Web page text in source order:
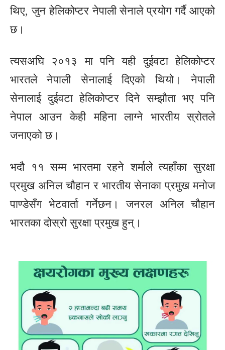
थिए, जुन हेलिकोप्टर नेपाली सेनाले प्रयोग गर्दै आएको
छ।
त्यसअघि २०१३ मा पनि यही दुईवटा हेलिकोप्टर
भारतले नेपाली सेनालाई दिएको थियो। नेपाली
सेनालाई दुईवटा हेलिकोप्टर दिने सम्झौता भए पनि
नेपाल आउन केही महिना लाग्ने भारतीय स्रोतले
जनाएको छ।
भदौ ११ सम्म भारतमा रहने शर्माले त्यहाँका सुरक्षा
प्रमुख अनिल चौहान र भारतीय सेनाका प्रमुख मनोज
पाण्डेसँग भेटवार्ता गर्नेछन। जनरल अनिल चौहान
भारतका दोस्रो सुरक्षा प्रमुख हुन्।